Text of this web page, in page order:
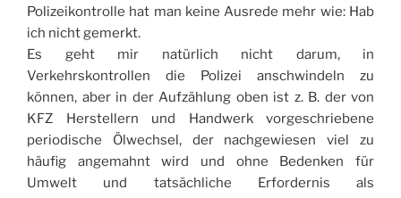
Polizeikontrolle hat man keine Ausrede mehr wie: Hab
ich nicht gemerkt.
Es geht mir natürlich nicht darum, in
Verkehrskontrollen die Polizei anschwindeln zu
können, aber in der Aufzählung oben ist z. B. der von
KFZ Herstellern und Handwerk vorgeschriebene
periodische Ölwechsel, der nachgewiesen viel zu
häufig angemahnt wird und ohne Bedenken für
Umwelt und tatsächliche Erfordernis als